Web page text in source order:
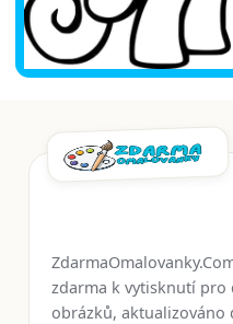
zdarma k vytisknutí pro
obrázků, aktualizováno